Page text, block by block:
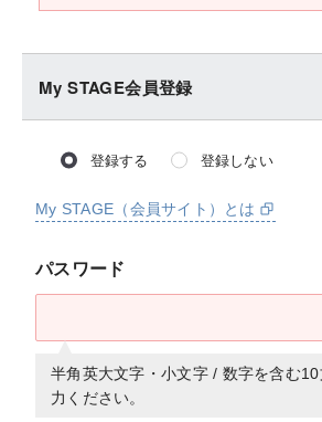
My STAGE会員登録
登録する 登録しない
My STAGE（会員サイト）とは
パスワード
半角英大文字・小文字 / 数字を含む10
力ください。